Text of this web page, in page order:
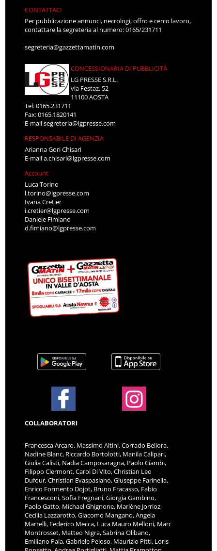
CONTATTACI
Per pubblicazione annunci, necrologi, offro e cerco lavoro,
contattare la segreteria al numero: 0165/231711
segreteria@gazzettamatin.com
CONCESSIONARIA DI PUBBLICITÀ
LG PRESSE S.R.L.
via Festaz, 52
11100 AOSTA
Tel: 0165.231711
Fax: 0165.1820141
E-mailsegreteria@lgpresse.com
RESPONSABILE DI AGENZIA
Arianna Gori Chisari
E-maila.chisari@lgpresse.com
Account
Luca Torino
l.torino@lgpresse.com
Ivana Cretier
i.cretier@lgpresse.com
Daniele Fimiano
d.fimiano@lgpresse.com
COLLABORATORI
Francesca Arcaro, Massimo Altini, Corrado Bellora,
Nadine Blanc, Riccardo Bortolotti, Manila Calipari,
Giulia Calisti, Nadia Camposaragna, Paolo Ciambi,
Filippo Clermont, Carol Di Vito, Christian Leo
Dufour, Christian Evaspasiano, Giuseppe Farinella,
Enrico Formento Dojot, Bruno Fracasso, Fabio
Francesconi, Sofia Fregnani, Giorgia Gambino,
Paolo Gatto, Michael Ghignone, Marlène Jorrioz,
Cecilia Lazzarotto, Giacomo Mangano, Angela
Marrelli, Federico Mecca, Luca Mauro Melloni, Marc
Montrosset, Matteo Nigra, Sabrina Olibano,
Emiliano Pala, Gabriele Peloso, Maurizio Pitti, Loris